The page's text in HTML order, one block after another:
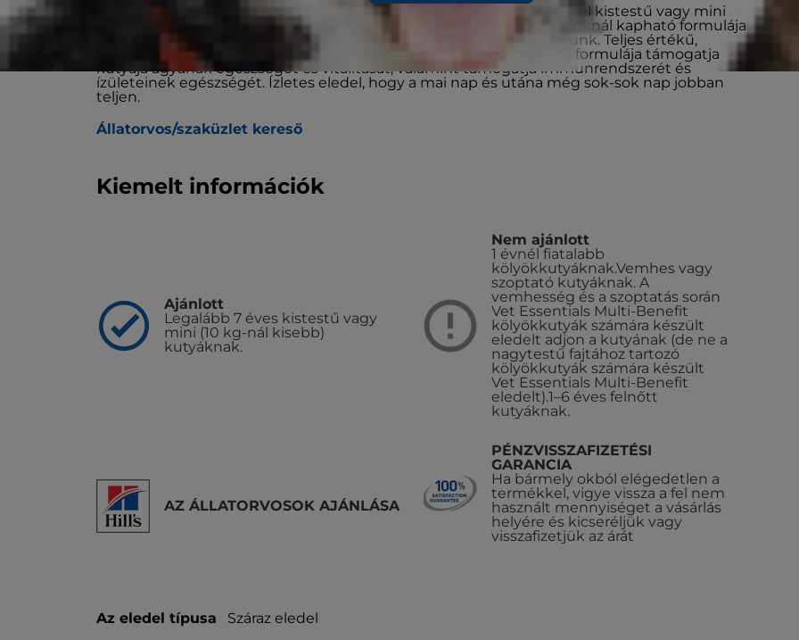
A csirkés Hill's Vet Essentials Multi-Benefit +Senior Health kutyaeledel kistestű vagy mini
kutyáknak 7 éves kor felett a Hill's legfejlettebb, kizárólag állatorvosoknál kapható formulája
idősödő kutyák számára, amelyet életminőségük javítására terveztünk. Teljes értékű,
többféle előnyt kínáló eledel, melynek egyedülálló öregedéslassító formulája támogatja
kutyája agyának egészségét és vitalitását, valamint támogatja immunrendszerét és
ízületeinek egészségét. Ízletes eledel, hogy a mai nap és utána még sok-sok nap jobban
teljen.
Állatorvos/szaküzlet kereső
Kiemelt információk
Ajánlott
Legalább 7 éves kistestű vagy
mini (10 kg-nál kisebb)
kutyáknak.
Nem ajánlott
1 évnél fiatalabb
kölyökkutyáknak.Vemhes vagy
szoptató kutyáknak. A
vemhesség és a szoptatás során
Vet Essentials Multi-Benefit
kölyökkutyák számára készült
eledelt adjon a kutyának (de ne a
nagytestű fajtához tartozó
kölyökkutyák számára készült
Vet Essentials Multi-Benefit
eledelt).1–6 éves felnőtt
kutyáknak.
AZ ÁLLATORVOSOK AJÁNLÁSA
PÉNZVISSZAFIZETÉSI
GARANCIA
Ha bármely okból elégedetlen a
termékkel, vigye vissza a fel nem
használt mennyiséget a vásárlás
helyére és kicseréljük vagy
visszafizetjük az árát
Az eledel típusa Száraz eledel